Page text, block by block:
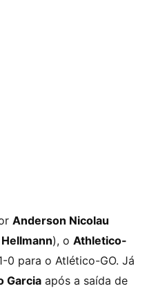
Anderson Nicolau
), o Athletico-
0 para o Atlético-GO. Já
Garcia após a saída de